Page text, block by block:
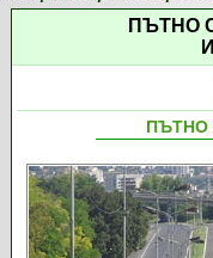
ПЪТНО
ПЪТНО